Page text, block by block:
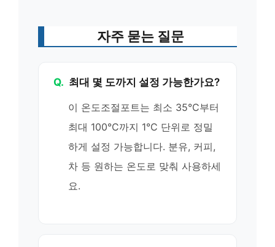
자주 묻는 질문
Q. 최대 몇 도까지 설정 가능한가요?
이 온도조절포트는 최소 35°C부터
최대 100°C까지 1°C 단위로 정밀
하게 설정 가능합니다. 분유, 커피,
차 등 원하는 온도로 맞춰 사용하세
요.